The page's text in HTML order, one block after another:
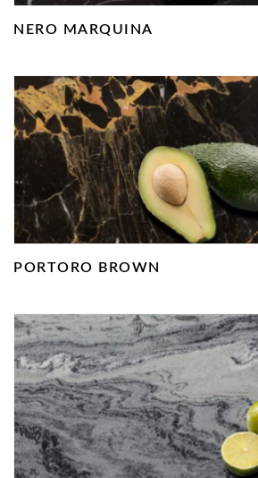
NERO MARQUINA
PORTORO BROWN